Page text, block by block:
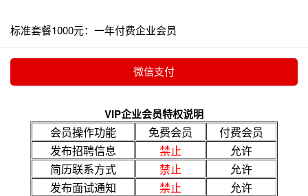
标准套餐1000元：一年付费企业会员
VIP企业会员特权说明
会员操作功能 免费会员
付费会员
发布招聘信息
禁止
允许
简历联系方式
禁止
允许
发布面试通知
禁止 允许